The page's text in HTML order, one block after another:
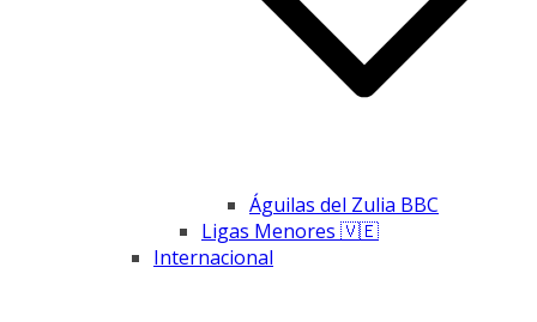
Águilas del Zulia BBC
Ligas Menores 🇻🇪
Internacional